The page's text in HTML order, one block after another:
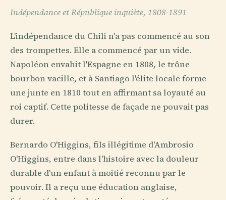
Indépendance et République inquiète, 1808-1891
L'indépendance du Chili n'a pas commencé au son
des trompettes. Elle a commencé par un vide.
Napoléon envahit l'Espagne en 1808, le trône
bourbon vacille, et à Santiago l'élite locale forme
une junte en 1810 tout en affirmant sa loyauté au
roi captif. Cette politesse de façade ne pouvait pas
durer.
Bernardo O'Higgins, fils illégitime d'Ambrosio
O'Higgins, entre dans l'histoire avec la douleur
durable d'un enfant à moitié reconnu par le
pouvoir. Il a reçu une éducation anglaise,